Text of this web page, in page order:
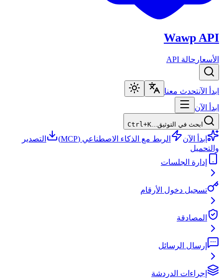
Wawp API
الأسعار حالة API
ابدأ الآنتحدث معنا
ابدأ الآن
ابحث في التوثيق... Ctrl+K
ابدأ الآن الربط مع الذكاء الاصطناعي (MCP)
التصدير
والتحميل
إدارة الجلسات
تسجيل دخول الأرقام
المصادقة
إرسال الرسائل
إجراءات الدردشة